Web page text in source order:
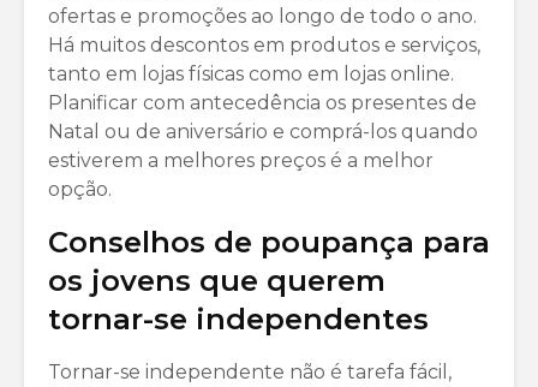
ofertas e promoções ao longo de todo o ano.
Há muitos descontos em produtos e serviços,
tanto em lojas físicas como em lojas online.
Planificar com antecedência os presentes de
Natal ou de aniversário e comprá-los quando
estiverem a melhores preços é a melhor
opção.
Conselhos de poupança para
os jovens que querem
tornar-se independentes
Tornar-se independente não é tarefa fácil,